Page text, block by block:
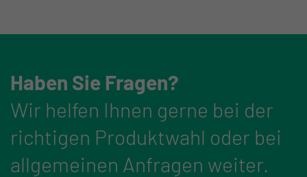
Haben Sie Fragen?
Wir helfen Ihnen gerne bei der
richtigen Produktwahl oder bei
allgemeinen Anfragen weiter.